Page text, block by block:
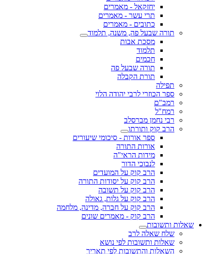
יחזקאל - מאמרים
תרי עשר - מאמרים
כתובים - מאמרים
תורה שבעל פה, משנה, תלמוד
מסכת אבות
תלמוד
חכמים
תורה שבעל פה
תורת הקבלה
תפילה
ספר הכוזרי לרבי יהודה הלוי
רמב"ם
רמח"ל
רבי נחמן מברסלב
הרב קוק ותורתו
ספר אורות - סיכומי שיעורים
אורות התורה
מידות הראי"ה
לנבוכי הדור
הרב קוק על המועדים
הרב קוק על יסודות התורה
הרב קוק על תשובה
הרב קוק על גלות, גאולה
הרב קוק על חברה, מדינה, מלחמה
הרב קוק - מאמרים שונים
שאלות ותשובות
שלח שאלה לרב
שאלות ותשובות לפי נושא
השאלות והתשובות לפי תאריך